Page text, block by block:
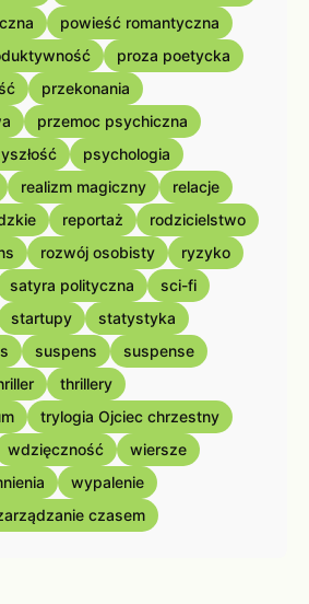
powieść romantyczna
proza poetycka
przekonania
przemoc psychiczna
psychologia
realizm magiczny
relacje
reportaż
rodzicielstwo
rozwój osobisty
ryzyko
satyra polityczna
sci-fi
startupy
statystyka
suspens
suspense
thrillery
trylogia Ojciec chrzestny
wdzięczność
wiersze
wypalenie
czasem